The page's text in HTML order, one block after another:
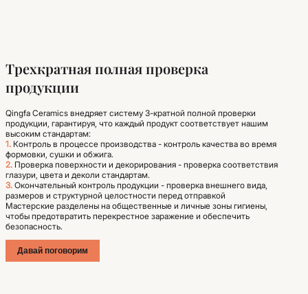
Трехкратная полная проверка
продукции
Qingfa Ceramics внедряет систему 3-кратной полной проверки
продукции, гарантируя, что каждый продукт соответствует нашим
высоким стандартам:
1. Контроль в процессе производства - контроль качества во время
формовки, сушки и обжига.
2. Проверка поверхности и декорирования - проверка соответствия
глазури, цвета и деколи стандартам.
3. Окончательный контроль продукции - проверка внешнего вида,
размеров и структурной целостности перед отправкой
Мастерские разделены на общественные и личные зоны гигиены,
чтобы предотвратить перекрестное заражение и обеспечить
безопасность.
Давай поговорим